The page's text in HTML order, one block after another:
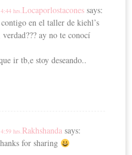
Locaporlostacones says:
hrs.
en el taller de kiehl’s
ay no te conocí
ir tb,e stoy deseando..
Rakhshanda says:
hrs.
for sharing